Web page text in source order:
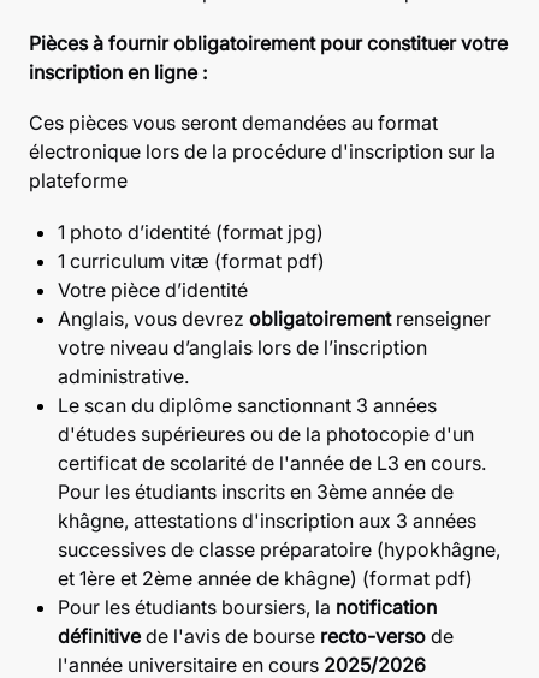
Pièces à fournir obligatoirement pour constituer votre
inscription en ligne :
Ces pièces vous seront demandées au format
électronique lors de la procédure d'inscription sur la
plateforme
1 photo d’identité (format jpg)
1 curriculum vitæ (format pdf)
Votre pièce d’identité
Anglais, vous devrez obligatoirementrenseigner
votre niveau d’anglais lors de l’inscription
administrative.
Le scan du diplôme sanctionnant 3 années
d'études supérieures ou de la photocopie d'un
certificat de scolarité de l'année de L3 en cours.
Pour les étudiants inscrits en 3ème année de
khâgne, attestations d'inscription aux 3 années
successives de classe préparatoire (hypokhâgne,
et 1ère et 2ème année de khâgne) (format pdf)
Pour les étudiants boursiers, la notification
définitivede l'avis de bourse recto-verso de
l'année universitaire en cours 2025/2026